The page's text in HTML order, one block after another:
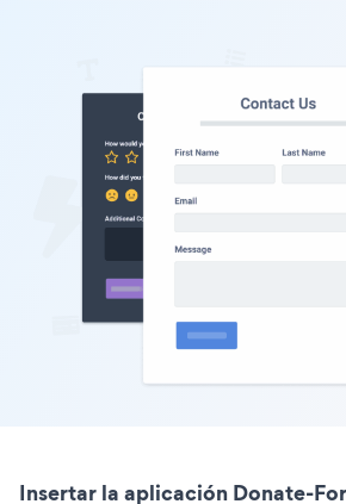
Insertar la aplicación Donate-